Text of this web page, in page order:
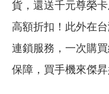
貨，還送千元尊榮卡
高額折扣！此外在
連鎖服務，一次購
保障，買手機來傑